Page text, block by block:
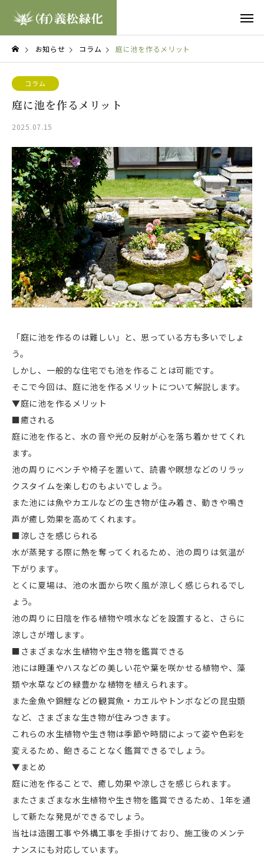
お知らせ コラム 庭に池を作るメリット
コラム
庭に池を作るメリット
2025.07.15
「庭に池を作るのは難しい」と、思っている方も多いでしょ
う。
しかし、一般的な住宅でも池を作ることは可能です。
そこで今回は、庭に池を作るメリットについて解説します。
▼庭に池を作るメリット
■癒される
庭に池を作ると、水の音や光の反射が心を落ち着かせてくれ
ます。
池の周りにベンチや椅子を置いて、読書や瞑想などのリラッ
クスタイムを楽しむのもよいでしょう。
また池には魚やカエルなどの生き物が住み着き、動きや鳴き
声が癒し効果を高めてくれます。
■涼しさを感じられる
水が蒸発する際に熱を奪ってくれるため、池の周りは気温が
下がります。
とくに夏場は、池の水面から吹く風が涼しく感じられるでし
ょう。
池の周りに日陰を作る植物や噴水などを設置すると、さらに
涼しさが増します。
■さまざまな水生植物や生き物を鑑賞できる
池には睡蓮やハスなどの美しい花や葉を咲かせる植物や、藻
類や水草などの緑豊かな植物を植えられます。
また金魚や錦鯉などの観賞魚・カエルやトンボなどの昆虫類
など、さまざまな生き物が住みつきます。
これらの水生植物や生き物は季節や時間によって姿や色彩を
変えるため、飽きることなく鑑賞できるでしょう。
▼まとめ
庭に池を作ることで、癒し効果や涼しさを感じられます。
またさまざまな水生植物や生き物を鑑賞できるため、1年を通
して新たな発見ができるでしょう。
当社は造園工事や外構工事を手掛けており、施工後のメンテ
ナンスにも対応しています。